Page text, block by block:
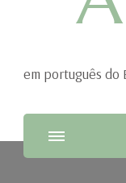
em português do